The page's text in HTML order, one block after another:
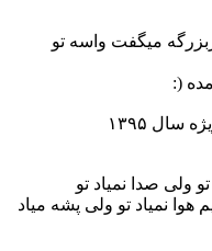
میگفت واسه تو
(:
۱۳۹۵
ولی صدا نمیاد تو
هوا نمیاد تو ولی پشه میاد